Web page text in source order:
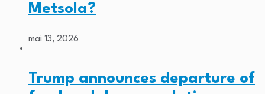
Metsola?
mai 13, 2026
Trump announces departure of